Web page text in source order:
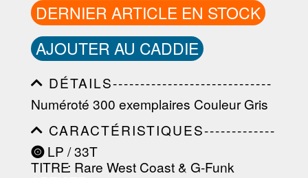
DERNIER ARTICLE EN STOCK
AJOUTER AU CADDIE
DÉTAILS-----------------------------
-----------------------------------------
-----------------------------------------
-----------------------------------------
-----------------------------------------
----------------
Numéroté 300 exemplaires Couleur Gris
CARACTÉRISTIQUES-------------
-----------------------------------------
-----------------------------------------
-----------------------------------------
LP / 33T
TITRE: Rare West Coast & G-Funk